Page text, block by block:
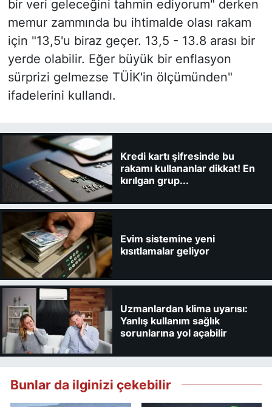
bir veri geleceğini tahmin ediyorum" derken
memur zammında bu ihtimalde olası rakam
için "13,5'u biraz geçer. 13,5 - 13.8 arası bir
yerde olabilir. Eğer büyük bir enflasyon
sürprizi gelmezse TÜİK'in ölçümünden"
ifadelerini kullandı.
Kredi kartı şifresinde bu
rakamı kullananlar dikkat! En
kırılgan grup...
Evim sistemine yeni
kısıtlamalar geliyor
Uzmanlardan klima uyarısı:
Yanlış kullanım sağlık
sorunlarına yol açabilir
Bunlar da ilginizi çekebilir